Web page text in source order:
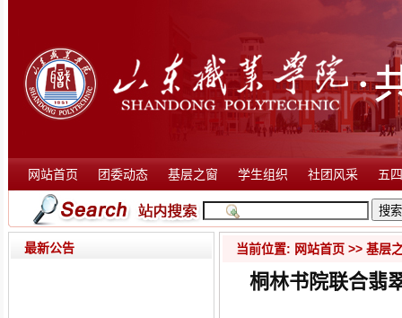
网站首页 团委动态 基层之窗 学生组织 社团风采 五
最新公告 当前位置: 网站首页 >> 基层
桐林书院联合翡